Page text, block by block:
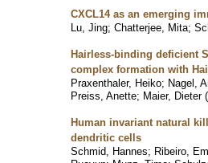
CXCL14 as an emerging
Lu, Jing; Chatterjee, Mita;
Hairless-binding deficient
complex formation with
Praxenthaler, Heiko; Nagel,
Preiss, Anette; Maier, Dieter (
Human invariant natural
dendritic cells
Schmid, Hannes; Ribeiro,